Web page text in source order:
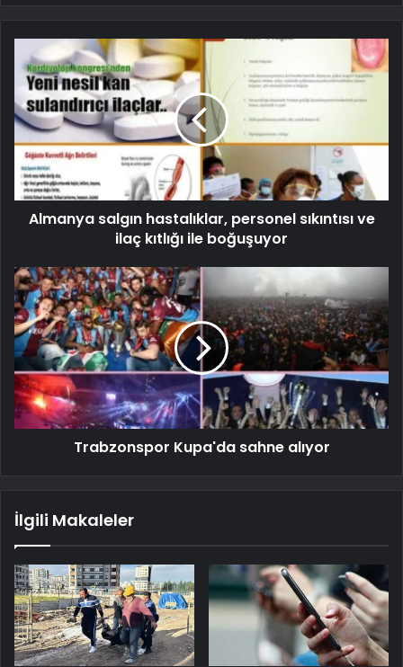
Almanya salgın hastalıklar, personel sıkıntısı ve
ilaç kıtlığı ile boğuşuyor
Trabzonspor Kupa'da sahne alıyor
İlgili Makaleler